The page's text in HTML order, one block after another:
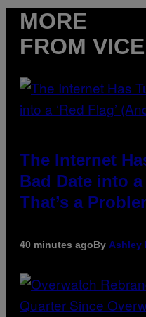
MORE
FROM VICE
The Internet
Bad Date into a
That’s a
40 minutes agoBy Ashley